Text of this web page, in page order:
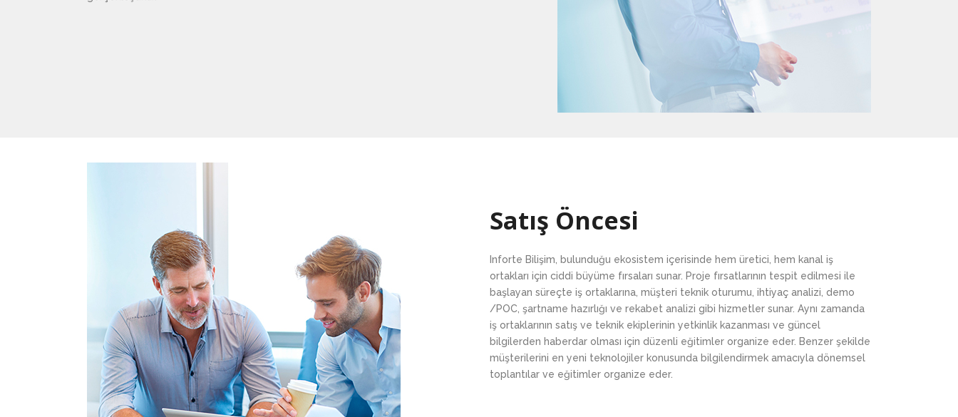
Satış Öncesi
Inforte Bilişim, bulunduğu ekosistem içerisinde hem üretici, hem kanal iş
ortakları için ciddi büyüme fırsaları sunar. Proje fırsatlarının tespit edilmesi ile
başlayan süreçte iş ortaklarına, müşteri teknik oturumu, ihtiyaç analizi, demo
/POC, şartname hazırlığı ve rekabet analizi gibi hizmetler sunar. Aynı zamanda
iş ortaklarının satış ve teknik ekiplerinin yetkinlik kazanması ve güncel
bilgilerden haberdar olması için düzenli eğitimler organize eder. Benzer şekilde
müşterilerini en yeni teknolojiler konusunda bilgilendirmek amacıyla dönemsel
toplantılar ve eğitimler organize eder.